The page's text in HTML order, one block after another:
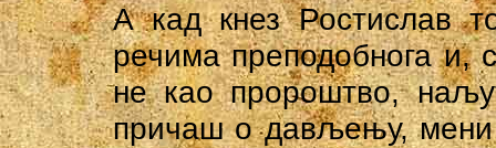
А кад кнез Ростислав
речима преподобнога и,
не као пророштво,
причаш о дављењу,